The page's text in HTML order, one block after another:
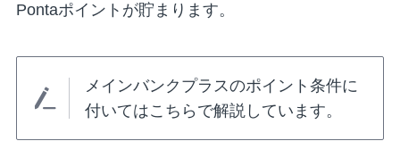
Pontaポイントが貯まります。
メインバンクプラスのポイント条件に
付いてはこちらで解説しています。